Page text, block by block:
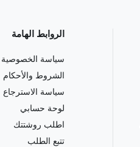
الروابط الهامة
سياسة الخصوصية
الشروط والأحكام
سياسة الاسترجاع
لوحة حسابي
اطلب روشتتك
تتبع الطلب